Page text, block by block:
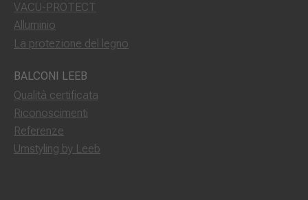
VACU-PROTECT
Alluminio
La protezione del legno
BALCONI LEEB
Qualità certificata
Riconoscimenti
Referenze
Umstyling by Leeb